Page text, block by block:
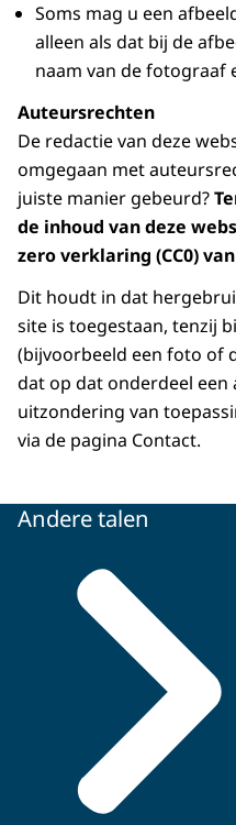
Soms mag u een
alleen als dat bij de
naam van de fotograaf
Auteursrechten
De redactie van deze
omgegaan met
juiste manier gebeurd?
de inhoud van deze
zero verklaring (CC0)
Dit houdt in dat
site is toegestaan, tenzij
(bijvoorbeeld een foto of
dat op dat onderdeel
uitzondering van
via de pagina Contact.
Andere talen